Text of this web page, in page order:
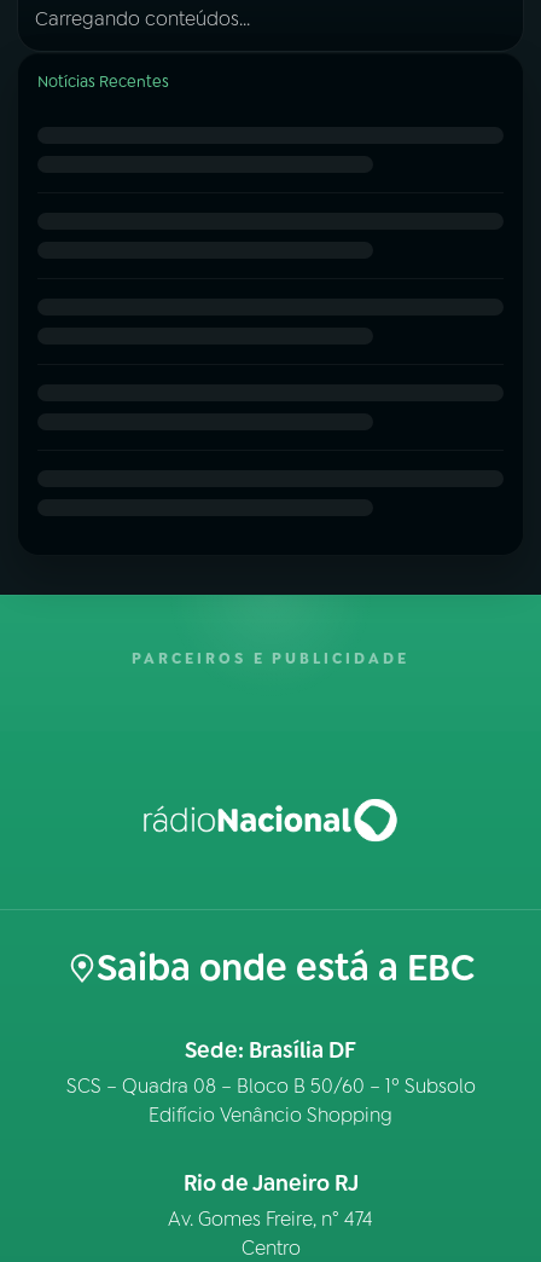
Carregando conteúdos...
Notícias Recentes
PARCEIROS E PUBLICIDADE
Saiba onde está a EBC
Sede: Brasília DF
SCS – Quadra 08 – Bloco B 50/60 – 1º Subsolo
Edifício Venâncio Shopping
Rio de Janeiro RJ
Av. Gomes Freire, n° 474
Centro